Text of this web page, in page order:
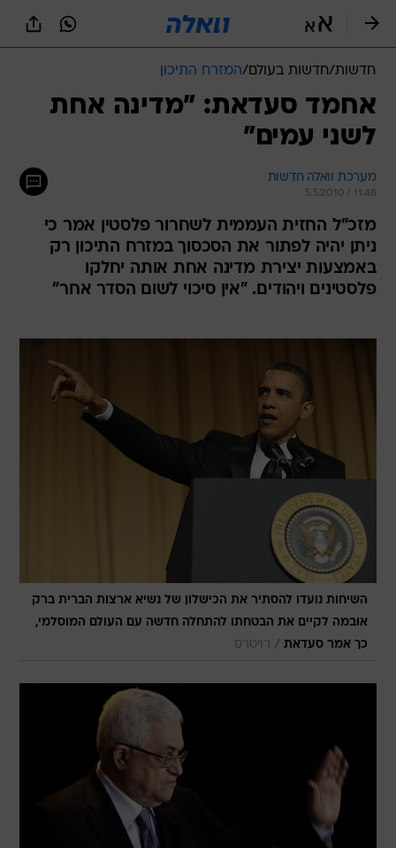
חדשות/חדשות בעולם /המזרח התיכון
אחמד סעדאת: "מדינה אחת
לשני עמים"
מערכת וואלה חדשות
5.5.2010 / 11:48
מזכ"ל החזית העממית לשחרור פלסטין אמר כי
ניתן יהיה לפתור את הסכסוך במזרח התיכון רק
באמצעות יצירת מדינה אחת אותה יחלקו
פלסטינים ויהודים. "אין סיכוי לשום הסדר אחר"
השיחות נועדו להסתיר את הכישלון של נשיא ארצות הברית ברק
אובמה לקיים את הבטחתו להתחלה חדשה עם העולם המוסלמי,
כך אמר סעדאת / רויטרס